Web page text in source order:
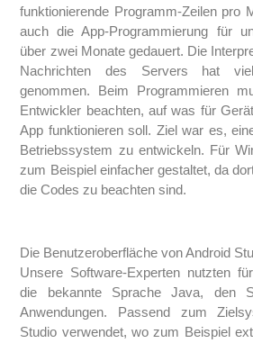
funktionierende Programm-Zeilen pro
auch die App-Programmierung für
über zwei Monate gedauert. Die
Nachrichten des Servers hat
genommen. Beim Programmieren
Entwickler beachten, auf was für
App funktionieren soll. Ziel war es,
Betriebssystem zu entwickeln. Für
zum Beispiel einfacher gestaltet, da
die Codes zu beachten sind.
Die Benutzeroberfläche von Android
Unsere Software-Experten nutzten
die bekannte Sprache Java, den
Anwendungen. Passend zum
Studio verwendet, wo zum Beispiel